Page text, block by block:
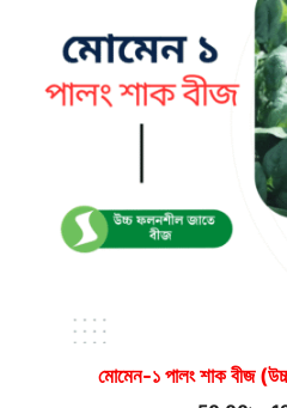
মোমেন-১ পালং শাক বীজ